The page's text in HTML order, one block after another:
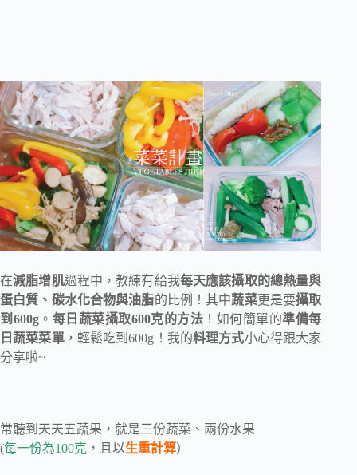
在減脂增肌過程中，教練有給我每天應該攝取的總熱量與
蛋白質、碳水化合物與油脂的比例！其中蔬菜更是要攝取
到600g。 每日蔬菜攝取600克的方法 ！如何簡單的準備每
日蔬菜菜單，輕鬆吃到600g！我的料理方式小心得跟大家
分享啦~
常聽到天天五蔬果，就是三份蔬菜、兩份水果
(每一份為100克 ，且以生重計算）